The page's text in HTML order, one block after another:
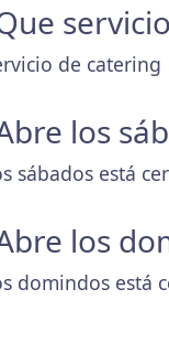
de catering
los
sábados está
los
domindos está